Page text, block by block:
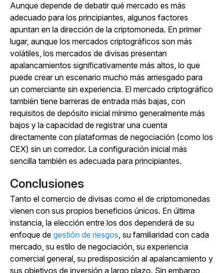
Aunque depende de debatir qué mercado es más
adecuado para los principiantes, algunos factores
apuntan en la dirección de la criptomoneda. En primer
lugar, aunque los mercados criptográficos son más
volátiles, los mercados de divisas presentan
apalancamientos significativamente más altos, lo que
puede crear un escenario mucho más arriesgado para
un comerciante sin experiencia. El mercado criptográfico
también tiene barreras de entrada más bajas, con
requisitos de depósito inicial mínimo generalmente más
bajos y la capacidad de registrar una cuenta
directamente con plataformas de negociación (como los
CEX) sin un corredor. La configuración inicial más
sencilla también es adecuada para principiantes.
Conclusiones
Tanto el comercio de divisas como el de criptomonedas
vienen con sus propios beneficios únicos. En última
instancia, la elección entre los dos dependerá de su
enfoque de gestión de riesgos, su familiaridad con cada
mercado, su estilo de negociación, su experiencia
comercial general, su predisposición al apalancamiento y
sus objetivos de inversión a largo plazo. Sin embargo,